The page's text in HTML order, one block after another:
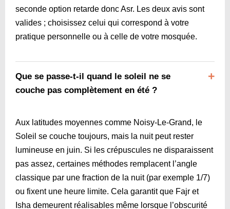
seconde option retarde donc Asr. Les deux avis sont
valides ; choisissez celui qui correspond à votre
pratique personnelle ou à celle de votre mosquée.
Que se passe-t-il quand le soleil ne se
couche pas complètement en été ?
Aux latitudes moyennes comme Noisy-Le-Grand, le
Soleil se couche toujours, mais la nuit peut rester
lumineuse en juin. Si les crépuscules ne disparaissent
pas assez, certaines méthodes remplacent l’angle
classique par une fraction de la nuit (par exemple 1/7)
ou fixent une heure limite. Cela garantit que Fajr et
Isha demeurent réalisables même lorsque l’obscurité